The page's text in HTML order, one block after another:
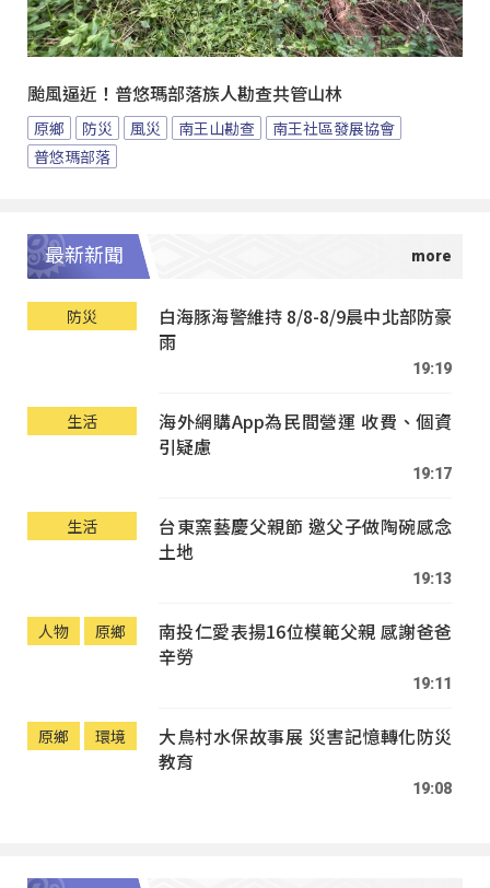
颱風逼近！普悠瑪部落族人勘查共管山林
原鄉 防災 風災 南王山勘查
南王社區發展協會
普悠瑪部落
最新新聞
防災
白海豚海警維持 8/8-8/9晨中北部防豪
雨
19:19
生活
海外網購App為民間營運 收費、個資
引疑慮
19:17
生活
台東窯藝慶父親節 邀父子做陶碗感念
土地
19:13
人物 原鄉
南投仁愛表揚16位模範父親 感謝爸爸
辛勞
19:11
原鄉 環境
大鳥村水保故事展 災害記憶轉化防災
教育
19:08